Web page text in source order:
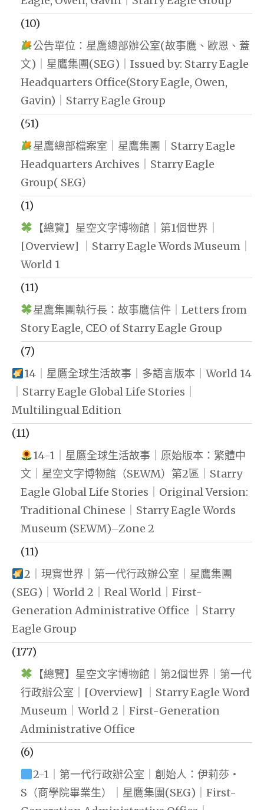
(10)
公告單位：星鷹總部辦公室(故事鷹、歐恩、蓋
文)｜星鷹集團(SEG)｜Issued by: Starry Eagle
Headquarters Office(Story Eagle, Owen,
Gavin)｜Starry Eagle Group
(51)
星鷹總部檔案室｜星鷹集團｜Starry Eagle
Headquarters Archives｜Starry Eagle
Group( SEG）
(1)
【總覽】星空文字博物館｜第1個世界｜
[Overview] ｜Starry Eagle Words Museum｜
World 1
(11)
星鷹集團執行長：故事鷹信件｜Letters from
Story Eagle, CEO of Starry Eagle Group
(7)
14｜星鷹全球生活故事｜多語言版本｜World 14
｜Starry Eagle Global Life Stories｜
Multilingual Edition
(11)
14-1｜星鷹全球生活故事｜原始版本：繁體中
文｜星空文字博物館（SEWM）第2區｜Starry
Eagle Global Life Stories｜Original Version:
Traditional Chinese｜Starry Eagle Words
Museum (SEWM)–Zone 2
(11)
2｜現實世界｜第一代行政辦公室｜星鷹集團
(SEG)｜World 2｜Real World｜First-
Generation Administrative Office ｜Starry
Eagle Group
(177)
【總覽】星空文字博物館｜第2個世界｜第一代
行政辦公室｜[Overview] ｜Starry Eagle Word
Museum｜World 2｜First-Generation
Administrative Office
(6)
2-1｜第一代行政辦公室｜創始人：伊莉莎・
S（商學院畢業生）｜星鷹集團(SEG)｜First-